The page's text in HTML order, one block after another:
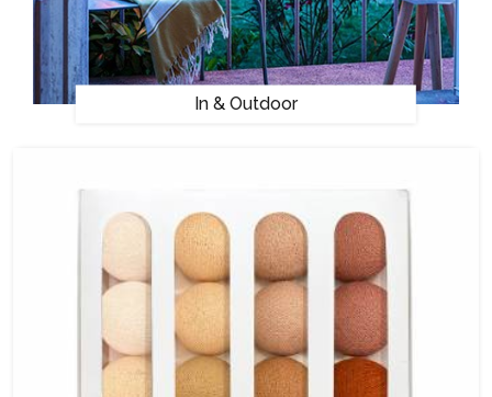
In & Outdoor